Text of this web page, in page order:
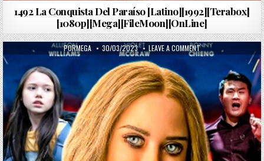
1492 La Conquista Del Paraíso [Latino][1992][Terabox]
[1080p][Mega][FileMoon][OnLine]
AUTHOR:
PORMEGA PUBLISHED DATE:
30/03/2023 LEAVE A COMMENTON MEGAN